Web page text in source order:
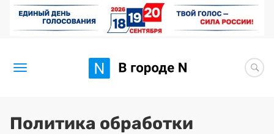
Новости
Политика обработки